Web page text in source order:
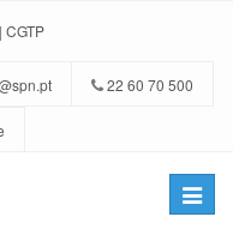
| CGTP
22 60 70 500
Toggle